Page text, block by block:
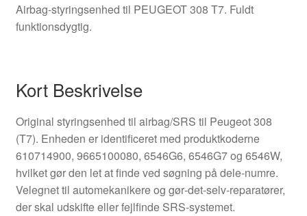
Airbag-styringsenhed til PEUGEOT 308 T7. Fuldt
funktionsdygtig.
Kort Beskrivelse
Original styringsenhed til airbag/SRS til Peugeot 308
(T7). Enheden er identificeret med produktkoderne
610714900, 9665100080, 6546G6, 6546G7 og 6546W,
hvilket gør den let at finde ved søgning på dele‑numre.
Velegnet til automekanikere og gør‑det‑selv‑reparatører,
der skal udskifte eller fejlfinde SRS‑systemet.